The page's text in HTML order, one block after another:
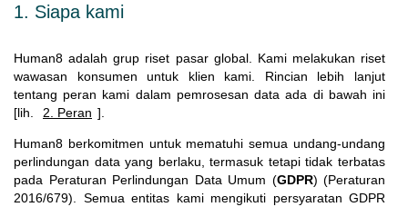
1. Siapa kami
Human8 adalah grup riset pasar global. Kami melakukan riset
wawasan konsumen untuk klien kami. Rincian lebih lanjut
tentang peran kami dalam pemrosesan data ada di bawah ini
[lih.
2. Peran ].
Human8 berkomitmen untuk mematuhi semua undang-undang
perlindungan data yang berlaku, termasuk tetapi tidak terbatas
pada Peraturan Perlindungan Data Umum (GDPR) (Peraturan
2016/679). Semua entitas kami mengikuti persyaratan GDPR